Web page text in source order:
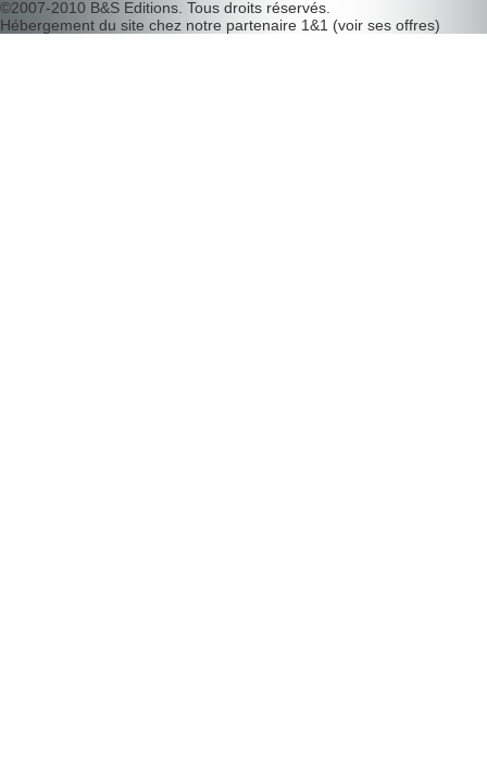
©2007-2010 B&S Editions . Tous droits réservés.
Hébergement du site chez notre partenaire 1&1 (voir ses offres)